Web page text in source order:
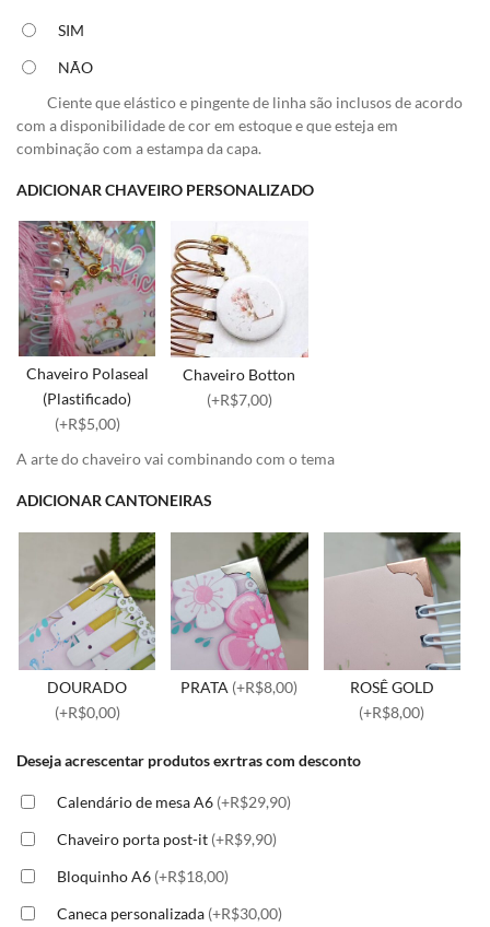
SIM
NÃO
Ciente que elástico e pingente de linha são inclusos de acordo
com a disponibilidade de cor em estoque e que esteja em
combinação com a estampa da capa.
ADICIONAR CHAVEIRO PERSONALIZADO
Chaveiro Polaseal
(Plastificado)
(+R$5,00)
Chaveiro Botton
(+R$7,00)
A arte do chaveiro vai combinando com o tema
ADICIONAR CANTONEIRAS
DOURADO
(+R$0,00)
PRATA (+R$8,00)
ROSÊ GOLD
(+R$8,00)
Deseja acrescentar produtos exrtras com desconto
Calendário de mesa A6 (+R$29,90)
Chaveiro porta post-it (+R$9,90)
Bloquinho A6 (+R$18,00)
Caneca personalizada (+R$30,00)